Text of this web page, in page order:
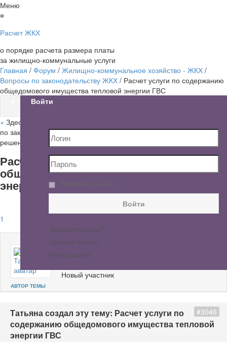
Меню
≡
Расчет ЖКХ
о порядке расчета размера платы
за жилищно-коммунальные услуги
Главная / Форум / Жилищно-коммунальное хозяйство - ЖКХ /
Вопросы по законодательству ЖКХ / Расчет услуги по содержанию
общедомового имущества тепловой энергии ГВС
Войти
Войти
Забыли пароль?
Забыли логин?
Регистрация
× Здесь Вы можете задавать и обсуждать интересующие вопросы
по законодательству в области ЖКХ. Мы будем рады помочь Вам в
решении Вашей проблемы.
Расчет услуги по содержанию
общедомового имущества тепловой
энергии ГВС
1
АВТОР ТЕМЫ
Не в сети
Новый участник
#3046
Татьяна создал эту тему: Расчет услуги по
содержанию общедомового имущества тепловой
энергии ГВС